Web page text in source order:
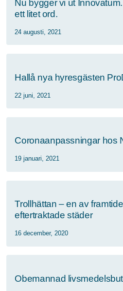
Nu bygger vi ut
ett litet ord.
24 augusti, 2021
Hallå nya hyresgästen
22 juni, 2021
Coronaanpassningar hos
19 januari, 2021
Trollhättan – en av
eftertraktade städer
16 december, 2020
Obemannad